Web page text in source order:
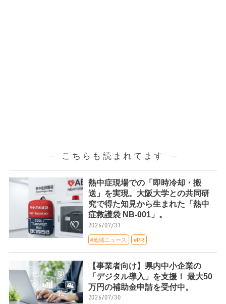
こちらも読まれてます
熱中症現場での「即時冷却・搬
送」を実現。大阪大学との共同研
究で得た知見から生まれた「熱中
症救護袋 NB-001」。
2026/07/31
#地域ニュース #PR
【事業者向け】県内中小企業の
「デジタル導入」を支援！ 最大50
万円の補助金申請を受付中。
2026/07/30